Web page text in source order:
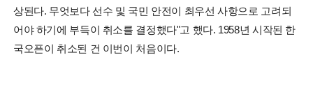
상된다. 무엇보다 선수 및 국민 안전이 최우선 사항으로 고려되
어야 하기에 부득이 취소를 결정했다"고 했다. 1958년 시작된 한
국오픈이 취소된 건 이번이 처음이다.